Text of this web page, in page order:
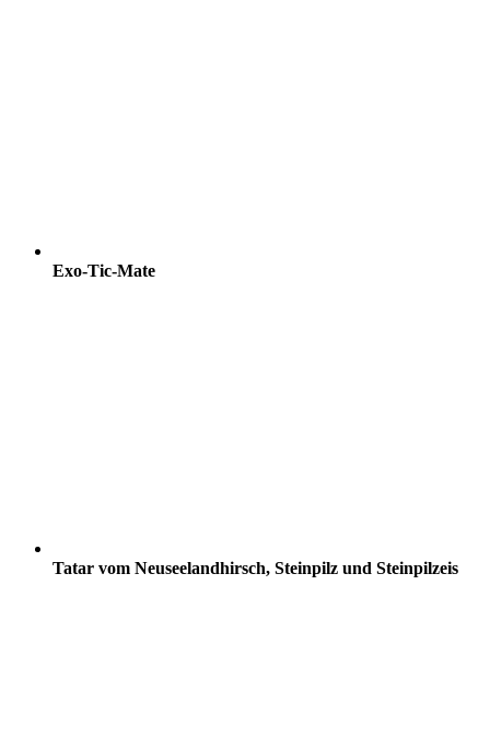
Exo-Tic-Mate
Tatar vom Neuseelandhirsch, Steinpilz und Steinpilzeis